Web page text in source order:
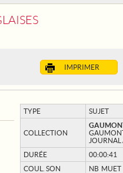
IMPRIMER
TYPE SUJET
COLLECTION
DURÉE
00:00:41
COUL. SON
NB MUET